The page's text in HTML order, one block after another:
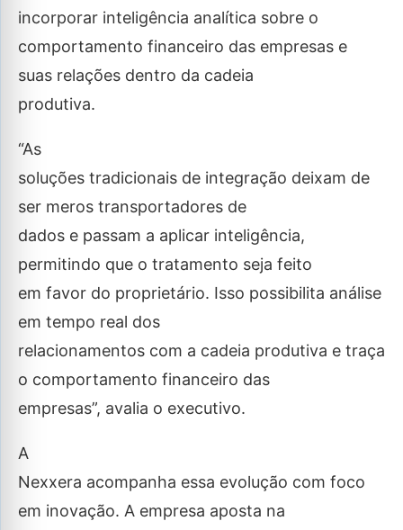
incorporar inteligência analítica sobre o
comportamento financeiro das empresas e
suas relações dentro da cadeia
produtiva.
“As
soluções tradicionais de integração deixam de
ser meros transportadores de
dados e passam a aplicar inteligência,
permitindo que o tratamento seja feito
em favor do proprietário. Isso possibilita análise
em tempo real dos
relacionamentos com a cadeia produtiva e traça
o comportamento financeiro das
empresas”, avalia o executivo.
A
Nexxera acompanha essa evolução com foco
em inovação. A empresa aposta na